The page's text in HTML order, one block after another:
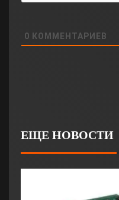
0 КОММЕНТАРИЕВ
ЕЩЕ НОВОСТИ